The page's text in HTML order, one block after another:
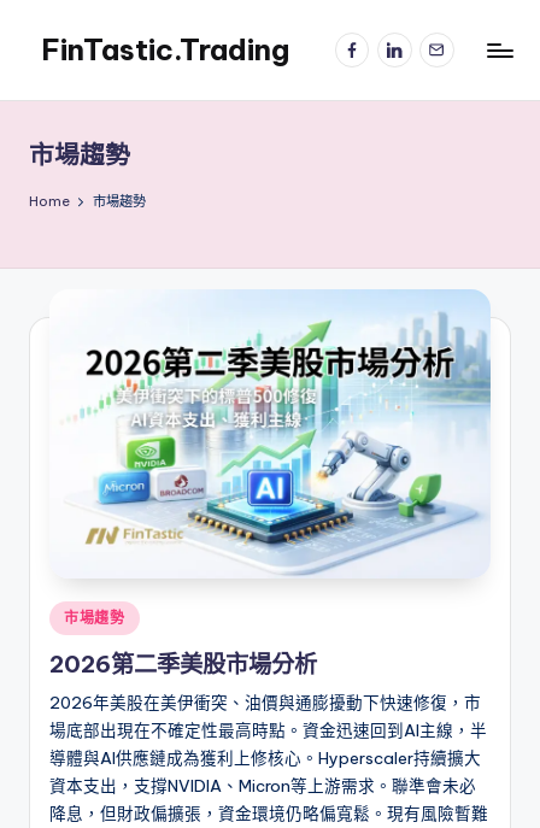
content
FinTastic.Trading
美
股
交
FacebookLinkedIn
電
子
市場趨勢
Home 市場趨勢
Posted
in
市場趨勢
2026第二季美股市場分析
2026年美股在美伊衝突、油價與通膨擾動下快速修復，市
場底部出現在不確定性最高時點。資金迅速回到AI主線，半
導體與AI供應鏈成為獲利上修核心。Hyperscaler持續擴大
資本支出，支撐NVIDIA、Micron等上游需求。聯準會未必
降息，但財政偏擴張，資金環境仍略偏寬鬆。現有風險暫難